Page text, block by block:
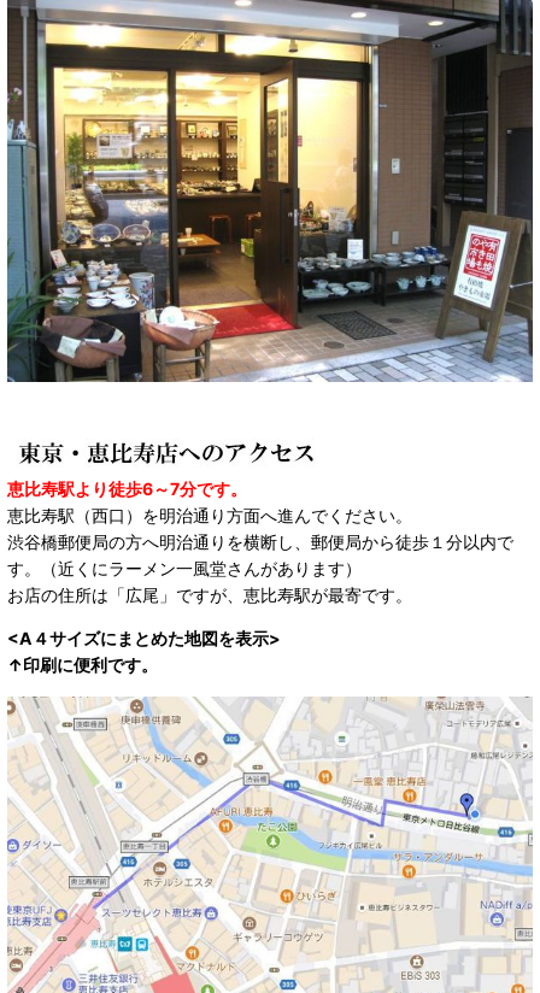
恵比寿駅より徒歩6～7分です。
恵比寿駅（西口）を明治通り方面へ進んでください。
渋谷橋郵便局の方へ明治通りを横断し、郵便局から徒歩１分以内で
す。（近くにラーメン一風堂さんがあります）
お店の住所は「広尾」ですが、恵比寿駅が最寄です。
<A４サイズにまとめた地図を表示>
↑印刷に便利です。